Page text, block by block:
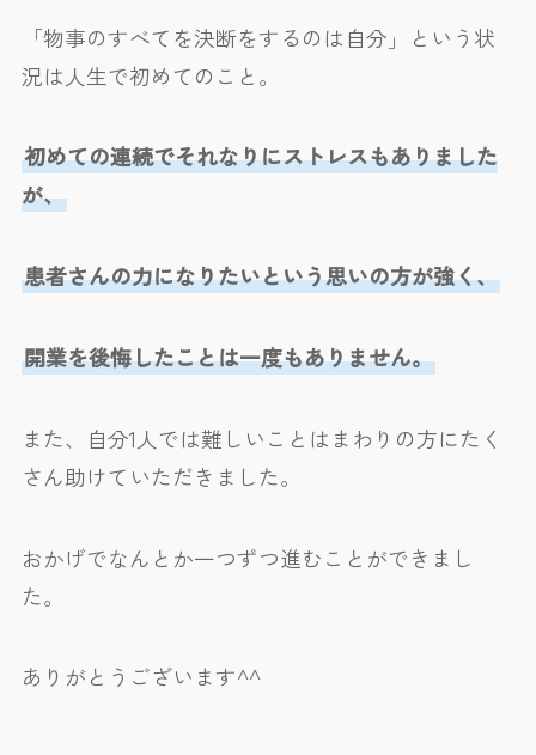
「物事のすべてを決断をするのは自分」という状
況は人生で初めてのこと。
初めての連続でそれなりにストレスもありました
が、
患者さんの力になりたいという思いの方が強く、
開業を後悔したことは一度もありません。
また、自分1人では難しいことはまわりの方にたく
さん助けていただきました。
おかげでなんとか一つずつ進むことができまし
た。
ありがとうございます^^